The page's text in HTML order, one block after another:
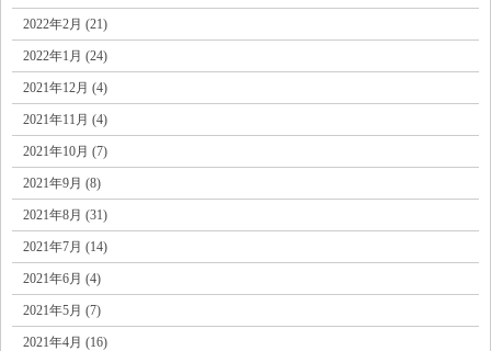
2022年2月 (21)
2022年1月 (24)
2021年12月 (4)
2021年11月 (4)
2021年10月 (7)
2021年9月 (8)
2021年8月 (31)
2021年7月 (14)
2021年6月 (4)
2021年5月 (7)
2021年4月 (16)